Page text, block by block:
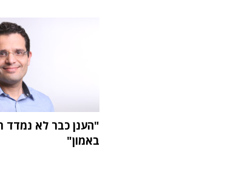
"הענן כבר לא נמדד
באמון"